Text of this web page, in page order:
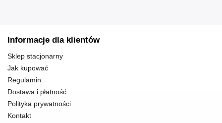
Informacje dla klientów
Sklep stacjonarny
Jak kupować
Regulamin
Dostawa i płatność
Polityka prywatności
Kontakt